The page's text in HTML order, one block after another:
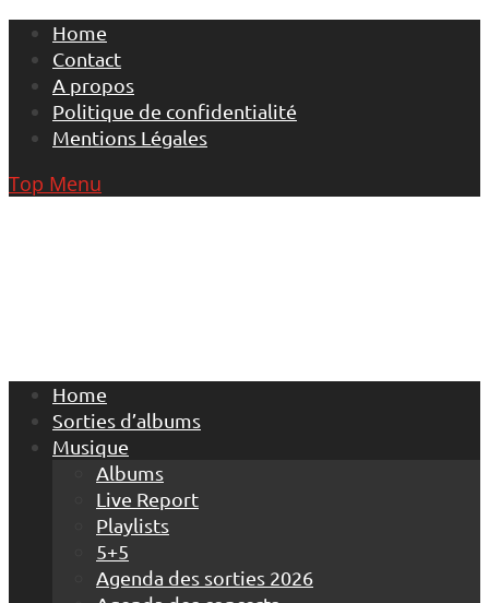
Skip
content
Home
Contact
A propos
Politique de confidentialité
Mentions Légales
Top Menu
Home
Sorties d’albums
Musique
Albums
Live Report
Playlists
5+5
Agenda des sorties 2026